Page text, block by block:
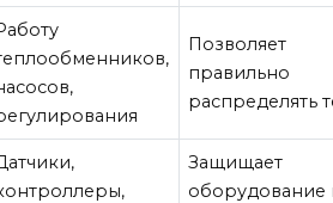
Позволяет
правильно
распределять
Защищает
оборудование